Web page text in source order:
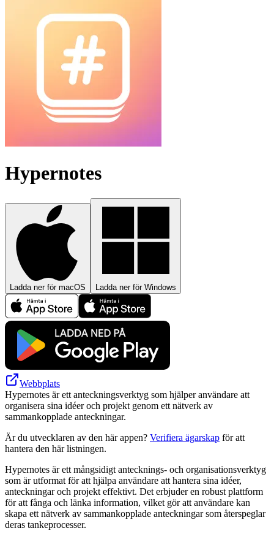
Hypernotes
Ladda ner för macOS Ladda ner för Windows
Webbplats
Hypernotes är ett anteckningsverktyg som hjälper användare att
organisera sina idéer och projekt genom ett nätverk av
sammankopplade anteckningar.
Är du utvecklaren av den här appen? Verifiera ägarskap för att
hantera den här listningen.
Hypernotes är ett mångsidigt antecknings- och organisationsverktyg
som är utformat för att hjälpa användare att hantera sina idéer,
anteckningar och projekt effektivt. Det erbjuder en robust plattform
för att fånga och länka information, vilket gör att användare kan
skapa ett nätverk av sammankopplade anteckningar som återspeglar
deras tankeprocesser.